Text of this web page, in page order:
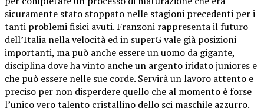
sicuramente stato stoppato nelle stagioni precedenti per i
tanti problemi fisici avuti. Franzoni rappresenta il futuro
dell’Italia nella velocità ed in superG vale già posizioni
importanti, ma può anche essere un uomo da gigante,
disciplina dove ha vinto anche un argento iridato juniores e
che può essere nelle sue corde. Servirà un lavoro attento e
preciso per non disperdere quello che al momento è forse
l’unico vero talento cristallino dello sci maschile azzurro.